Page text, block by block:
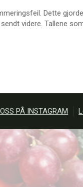
Dette
videre. Tallene
PÅ INSTAGRAM